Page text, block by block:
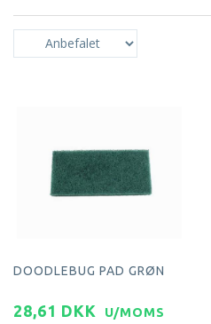
DOODLEBUG PAD GRØN
28,61 DKK U/MOMS